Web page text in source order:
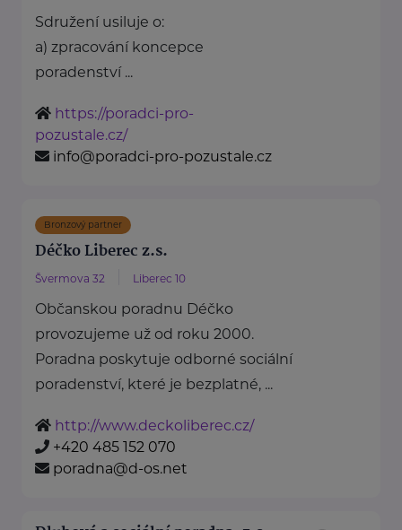
Sdružení usiluje o:
a) zpracování koncepce
poradenství ...
https://poradci-pro-
pozustale.cz/
info@poradci-pro-pozustale.cz
Bronzový partner
Déčko Liberec z.s.
Švermova 32 Liberec 10
Občanskou poradnu Déčko
provozujeme už od roku 2000.
Poradna poskytuje odborné sociální
poradenství, které je bezplatné, ...
http://www.deckoliberec.cz/
+420 485 152 070
poradna@d-os.net